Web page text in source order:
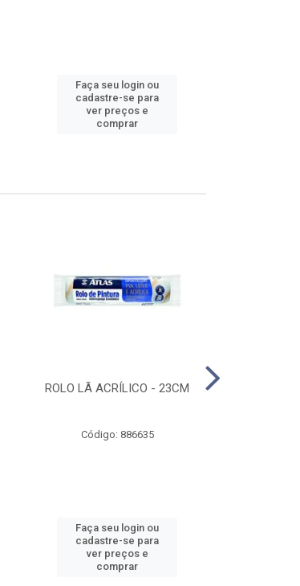
Faça seu login ou
cadastre-se para
ver preços e
comprar
ROLO LÃ ACRÍLICO - 23CM
Código: 886635
Faça seu login ou
cadastre-se para
ver preços e
comprar